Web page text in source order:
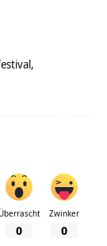
0
Zwinker
0